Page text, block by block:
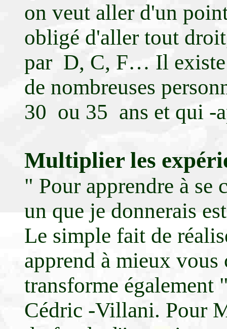
on veut aller d'un
obligé d'aller tout
par D, C, F… Il existe
de nombreuses
30 ou 35 ans et qui -
Multiplier les
" Pour apprendre à se
un que je donnerais
Le simple fait de
apprend à mieux
transforme également
Cédric -Villani. Pour